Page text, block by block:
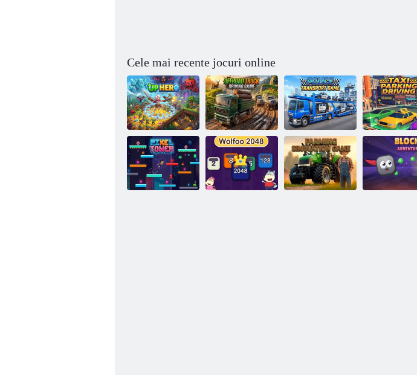
Cele mai recente jocuri online
Up Hero
Joc de condus
camion offroad
Joc de transport
al poliției
Taxi Parcare
Conducere